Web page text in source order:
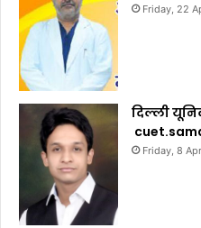
Friday, 22
दिल्ली
Friday, 8